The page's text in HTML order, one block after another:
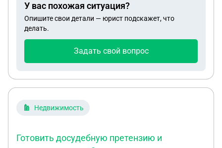
хотите закрыть договор и на этом все
закончилось. Прошло 3 года и пришло письмо о
задолженности и пенях. Файл приложила. Что
делать в таком случае.
У вас похожая ситуация?
Опишите свои детали — юрист подскажет, что
делать.
Задать свой вопрос
Недвижимость
Готовить досудебную претензию и